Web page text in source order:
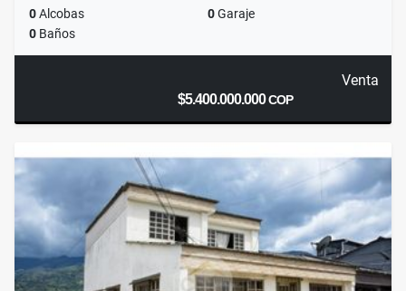
0Alcobas 0Garaje
0 Baños
Venta
$5.400.000.000COP